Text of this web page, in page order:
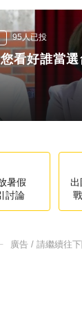
95人已投
看好誰當
暑假
討論
廣告 / 請繼續往